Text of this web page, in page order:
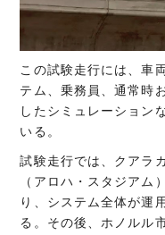
この試験走行には、車
テム、乗務員、通常時
したシミュレーション
いる。
試験走行では、クアラ
（アロハ・スタジアム
り、システム全体が運
る。その後、ホノルル